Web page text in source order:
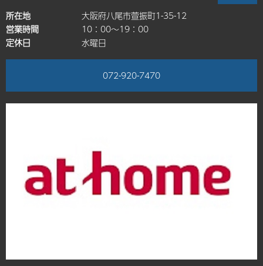
所在地
大阪府八尾市萱振町1-35-12
営業時間
10：00～19：00
定休日
水曜日
072-920-7470